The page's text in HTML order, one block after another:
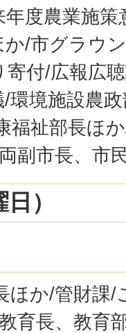
度農業施
/市グラウ
付/広報広
環境施設農
福祉部長ほ
副市長、市
）
ほか/管財課
育長、教育